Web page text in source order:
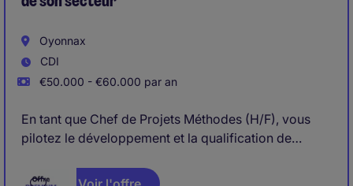
Oyonnax
CDI
€50.000 - €60.000 par an
En tant que Chef de Projets Méthodes (H/F), vous
pilotez le développement et la qualification de
coordonnez les acteurs internes et externes afin de